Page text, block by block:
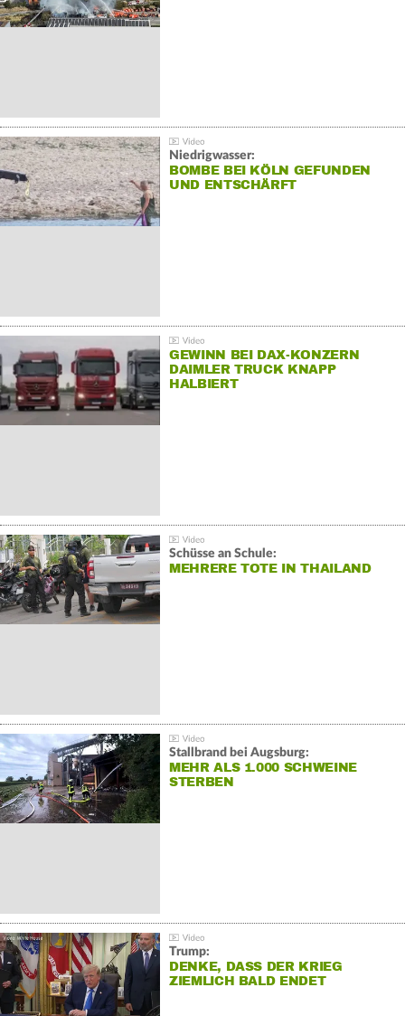
Niedrigwasser:
BOMBE BEI KÖLN GEFUNDEN
UND ENTSCHÄRFT
GEWINN BEI DAX-KONZERN
DAIMLER TRUCK KNAPP
HALBIERT
Schüsse an Schule:
MEHRERE TOTE IN THAILAND
Stallbrand bei Augsburg:
MEHR ALS 1.000 SCHWEINE
STERBEN
Trump:
DENKE, DASS DER KRIEG
ZIEMLICH BALD ENDET